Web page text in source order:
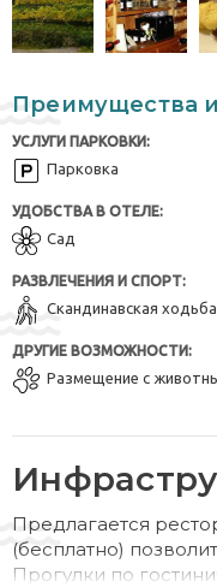
Преимущества
УСЛУГИ ПАРКОВКИ:
Парковка
УДОБСТВА В ОТЕЛЕ:
Сад
РАЗВЛЕЧЕНИЯ И СПОРТ:
Скандинавская ходьба
ДРУГИЕ ВОЗМОЖНОСТИ:
Размещение с
Предлагается
(бесплатно)
Прогулки по